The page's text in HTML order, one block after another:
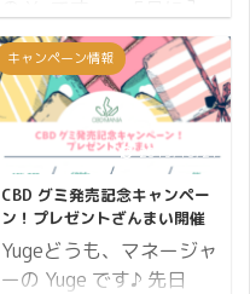
りました。 藤棚の見事さ
に、思わず足を止めて見
入ってしまう季節です。
そしてゴールデンウィー
ク真っただ中です。 皆さ
まいかがお過ごしでしょ
うか。 5月は辛い花粉症
が終了するシーズン、そ
して個人的に誕生月でも
キャンペーン情報
2019/10/21
CBD グミ発売記念キャンペー
ン！プレゼントざんまい開催
Yugeどうも、マネージャ
ーの Yuge です♪ 先日